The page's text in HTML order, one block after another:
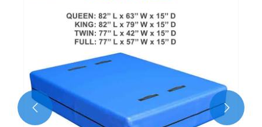
مزید دیکھیں >>
 